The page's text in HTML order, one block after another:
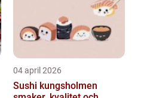
04 april 2026
Sushi kungsholmen